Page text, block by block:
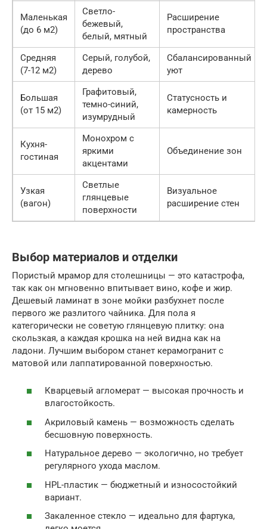
Маленькая
(до 6 м2)
Светло-
бежевый,
белый, мятный
Расширение
пространства
Средняя
(7-12 м2)
Серый, голубой,
дерево
Сбалансированный
уют
Большая
(от 15 м2)
Графитовый,
темно-синий,
изумрудный
Статусность и
камерность
Кухня-
гостиная
Монохром с
яркими
акцентами
Объединение зон
Узкая
(вагон)
Светлые
глянцевые
поверхности
Визуальное
расширение стен
Выбор материалов и отделки
Пористый мрамор для столешницы — это катастрофа,
так как он мгновенно впитывает вино, кофе и жир.
Дешевый ламинат в зоне мойки разбухнет после
первого же разлитого чайника. Для пола я
категорически не советую глянцевую плитку: она
скользкая, а каждая крошка на ней видна как на
ладони. Лучшим выбором станет керамогранит с
матовой или лаппатированной поверхностью.
Кварцевый агломерат — высокая прочность и
влагостойкость.
Акриловый камень — возможность сделать
бесшовную поверхность.
Натуральное дерево — экологично, но требует
регулярного ухода маслом.
HPL-пластик — бюджетный и износостойкий
вариант.
Закаленное стекло — идеально для фартука,